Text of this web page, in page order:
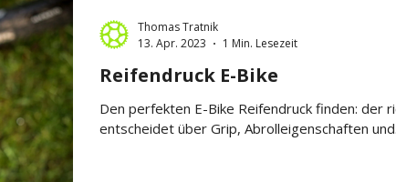
Reifendruck E-Bike
Den perfekten E-Bike Reifendruck finden: der
entscheidet über Grip, Abrolleigenschaften
Thomas Tratnik
13. Apr. 2023
1 Min. Lesezeit